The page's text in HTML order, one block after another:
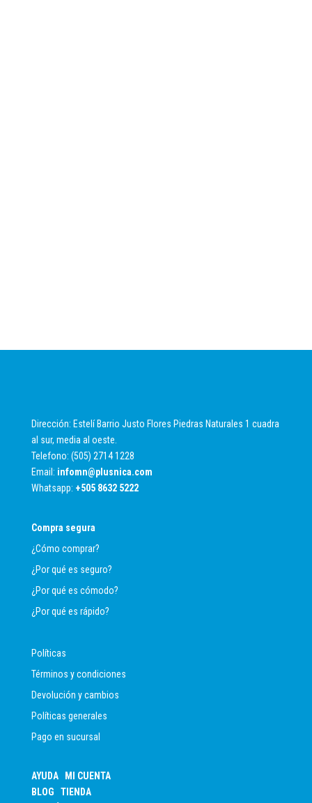
Dirección: Estelí Barrio Justo Flores Piedras Naturales 1 cuadra
al sur, media al oeste.
Telefono: (505) 2714 1228
Email: infomn@plusnica.com
Whatsapp: +505 8632 5222
Compra segura
¿Cómo comprar?
¿Por qué es seguro?
¿Por qué es cómodo?
¿Por qué es rápido?
Políticas
Términos y condiciones
Devolución y cambios
Políticas generales
Pago en sucursal
AYUDA
MI CUENTA
BLOG
TIENDA